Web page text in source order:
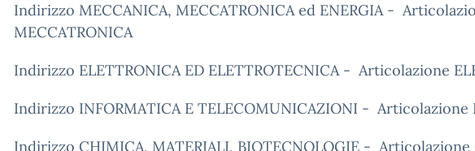
Indirizzo MECCANICA, MECCATRONICA ed ENERGIA -
MECCATRONICA
Indirizzo ELETTRONICA ED ELETTROTECNICA - Articolazione
Indirizzo INFORMATICA E TELECOMUNICAZIONI - Articolazione
Indirizzo CHIMICA, MATERIALI, BIOTECNOLOGIE - Articolazione